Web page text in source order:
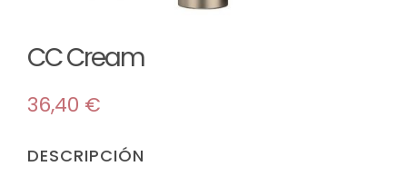
Room sprays
Solar
Reed difusores
CC Cream
36,40 €
DESCRIPCIÓN